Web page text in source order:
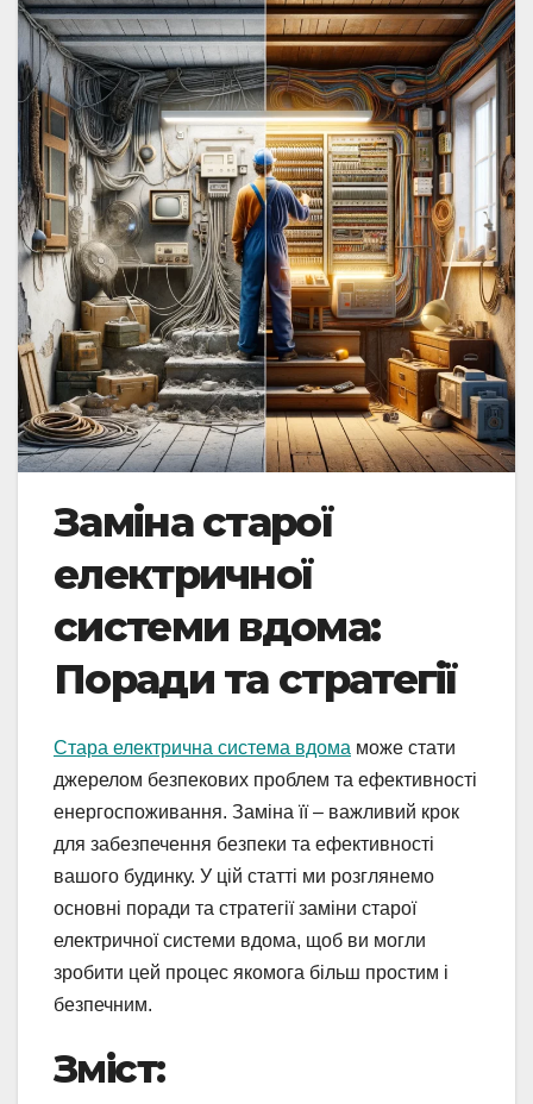
Заміна старої
електричної
системи вдома:
Поради та стратегії
Стара електрична система вдома може стати
джерелом безпекових проблем та ефективності
енергоспоживання. Заміна її – важливий крок
для забезпечення безпеки та ефективності
вашого будинку. У цій статті ми розглянемо
основні поради та стратегії заміни старої
електричної системи вдома, щоб ви могли
зробити цей процес якомога більш простим і
безпечним.
Зміст: